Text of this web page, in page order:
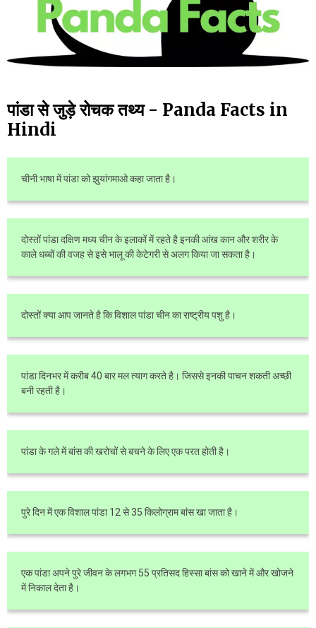
पांडा से जुड़े रोचक तथ्य - Panda Facts in
Hindi
चीनी भाषा में पांडा को झुयांगमाओ कहा जाता है।
दोस्तों पांडा दक्षिण मध्य चीन के इलाकों में रहते है इनकी आंख कान और शरीर के
काले धब्बों की वजह से इसे भालू की केटेगरी से अलग किया जा सकता है।
दोस्तों क्या आप जानते है कि विशाल पांडा चीन का राष्ट्रीय पशु है।
पांडा दिनभर में करीब 40 बार मल त्याग करते है। जिससे इनकी पाचन शकती अच्छी
बनी रहती है।
पांडा के गले में बांस की खरोचों से बचने के लिए एक परत होती है।
पुरे दिन में एक विशाल पांडा 12 से 35 किलोग्राम बांस खा जाता है।
एक पांडा अपने पुरे जीवन के लगभग 55 प्रतिसद हिस्सा बांस को खाने में और खोजने
में निकाल देता है।